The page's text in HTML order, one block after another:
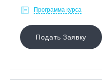
Программа курса
Подать Заявку